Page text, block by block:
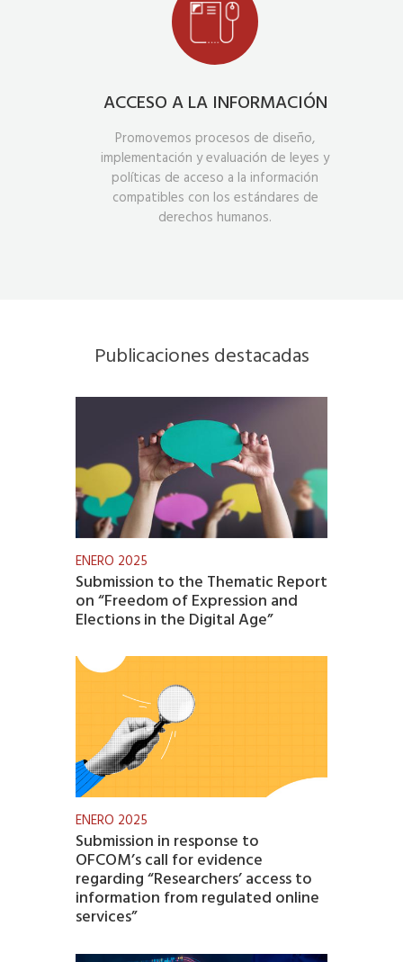
ACCESO A LA INFORMACIÓN
Promovemos procesos de diseño,
implementación y evaluación de leyes y
políticas de acceso a la información
compatibles con los estándares de
derechos humanos.
Publicaciones destacadas
ENERO 2025
Submission to the Thematic Report
on “Freedom of Expression and
Elections in the Digital Age”
ENERO 2025
Submission in response to
OFCOM’s call for evidence
regarding “Researchers’ access to
information from regulated online
services”